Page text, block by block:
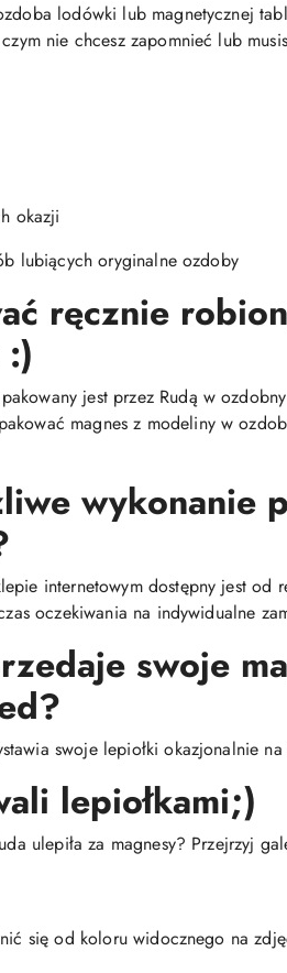
lodówki lub magnetycznej
nie chcesz zapomnieć lub
okazji
lubiących oryginalne ozdoby
ręcznie
jest przez Rudą w
magnes z modeliny w
wykonanie
internetowym dostępny jest
oczekiwania na indywidualne
swoje
swoje lepiołki okazjonalnie
lepiołkami;)
ulepiła za magnesy? Przejrzyj
się od koloru widocznego na